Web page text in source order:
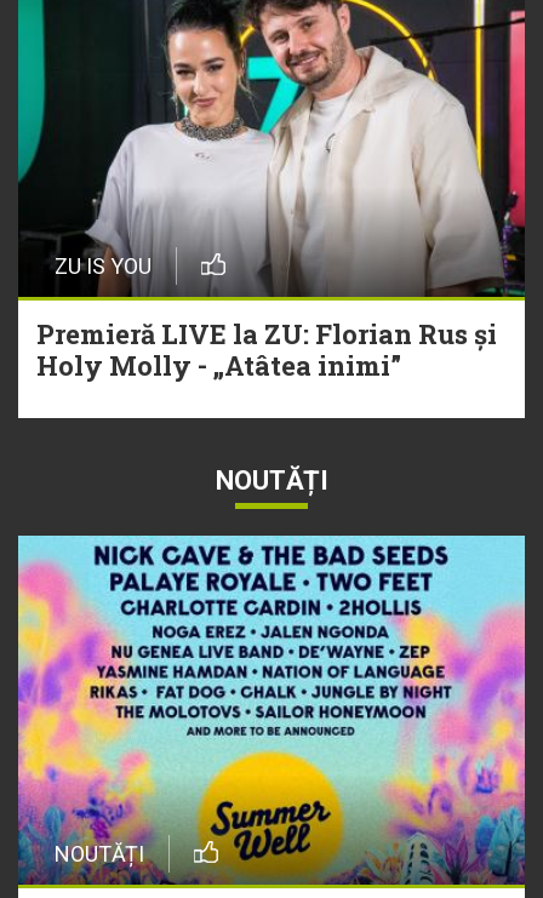
ZU IS YOU
Premieră LIVE la ZU: Florian Rus și
Holy Molly - „Atâtea inimi”
NOUTĂȚI
NOUTĂȚI